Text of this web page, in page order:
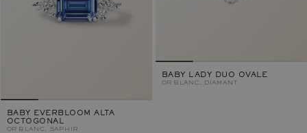
BABY EVERBLOOM ALTA
OCTOGONAL
OR BLANC, SAPHIR
BABY LADY DUO OVALE
OR BLANC, DIAMANT